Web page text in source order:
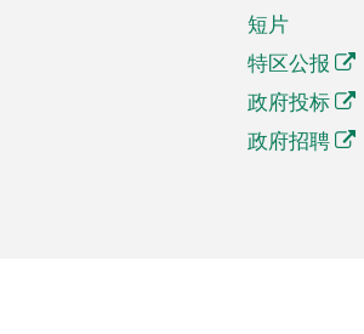
短片
特区公报
政府投标
政府招聘